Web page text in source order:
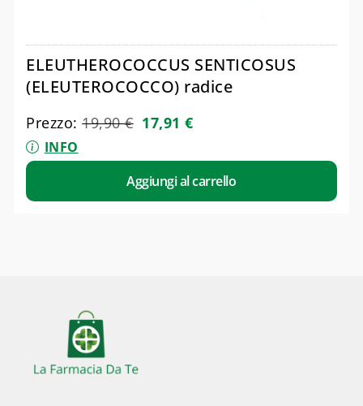
ELEUTHEROCOCCUS SENTICOSUS
(ELEUTEROCOCCO) radice
Prezzo:19,90€ 17,91€
INFO
Aggiungi al carrello